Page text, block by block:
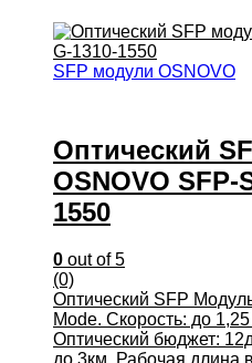
SFP модули OSNOVO
Оптический
OSNOVO SFP-
1550
0 out of 5
(0)
Оптический SFP
Mode. Скорость: до
Оптический бюджет:
до 3км. Рабочая длина